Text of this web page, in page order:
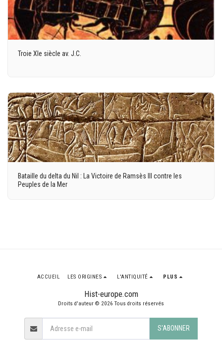
Troie XIe siècle av. J.C.
Bataille du delta du Nil : La Victoire de Ramsès III contre les
Peuples de la Mer
Hist-europe.com
Droits d'auteur © 2026 Tous droits réservés
ACCUEIL LES ORIGINES L'ANTIQUITÉ PLUS
S'ABONNER